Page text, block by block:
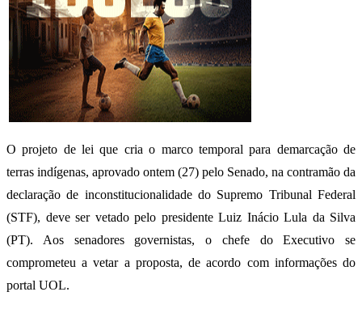
O projeto de lei que cria o marco temporal para demarcação de
terras indígenas, aprovado ontem (27) pelo Senado, na contramão da
declaração de inconstitucionalidade do Supremo Tribunal Federal
(STF), deve ser vetado pelo presidente Luiz Inácio Lula da Silva
(PT). Aos senadores governistas, o chefe do Executivo se
comprometeu a vetar a proposta, de acordo com informações do
portal UOL.